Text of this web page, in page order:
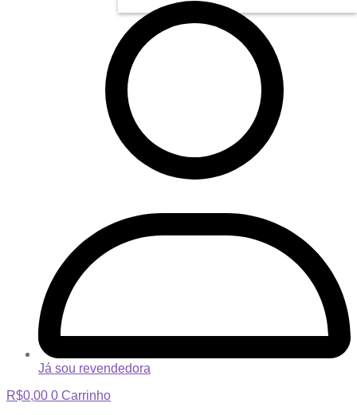
Já sou revendedora
R$0,00 0 Carrinho